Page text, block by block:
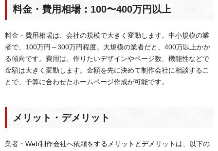
料金・費用相場：100〜400万円以上
料金・費用相場は、会社の規模で大きく変動します。中小規模の業
者で、100万円～300万円程度。大規模の業者だと、400万以上かか
る傾向です。費用は、作りたいデザインやページ数、機能性などで
金額は大きく変動します。金額を先に決めて制作会社に相談するこ
とで、予算に合わせたホームページ作成が可能です。
メリット・デメリット
業者・Web制作会社へ依頼をするメリットとデメリットは、以下の